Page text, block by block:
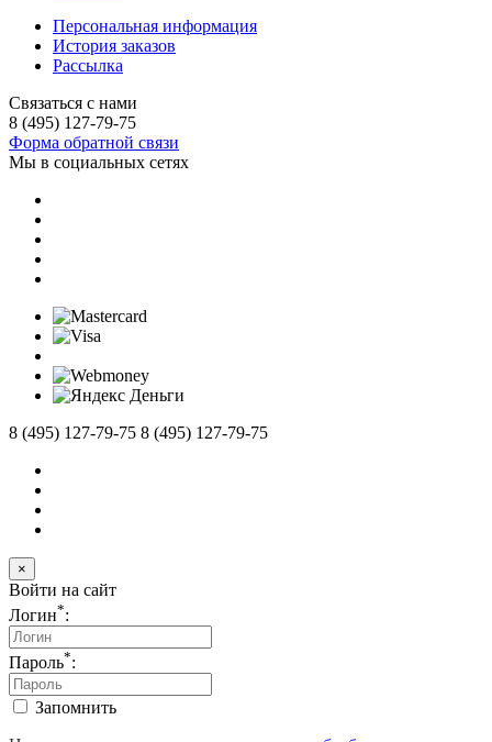
Персональная информация
История заказов
Рассылка
Связаться с нами
8 (495) 127-79-75
Форма обратной связи
Мы в социальных сетях
8 (495) 127-79-75 8 (495) 127-79-75
×
Войти на сайт
Логин*:
Пароль*:
Запомнить